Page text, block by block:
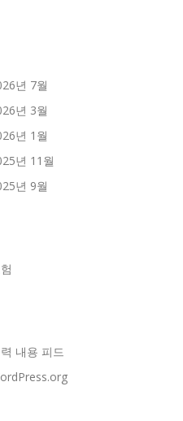
년 7월
년 3월
년 1월
년 11월
년 9월
내용 피드